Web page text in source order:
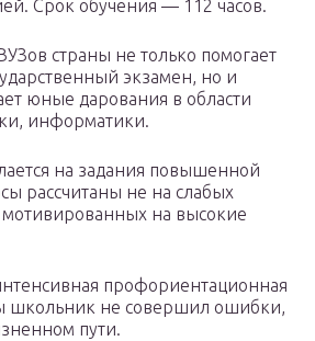
Срок обучения — 112 часов.
страны не только помогает
экзамен, но и
юные дарования в области
информатики.
на задания повышенной
рассчитаны не на слабых
на высокие
профориентационная
школьник не совершил ошибки,
пути.